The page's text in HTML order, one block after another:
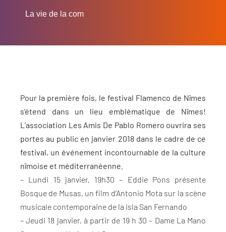
La vie de la com
Pour la première fois, le festival Flamenco de Nîmes
s’étend dans un lieu emblématique de Nîmes!
L’association Les Amis De Pablo Romero ouvrira ses
portes au public en janvier 2018 dans le cadre de ce
festival, un événement incontournable de la culture
nîmoise et méditerranéenne.
– Lundi 15 janvier, 19h30 – Eddie Pons présente
Bosque de Musas, un film d’Antonio Mota sur la scène
musicale contemporaine de la isla San Fernando
– Jeudi 18 janvier, à partir de 19 h 30 – Dame La Mano